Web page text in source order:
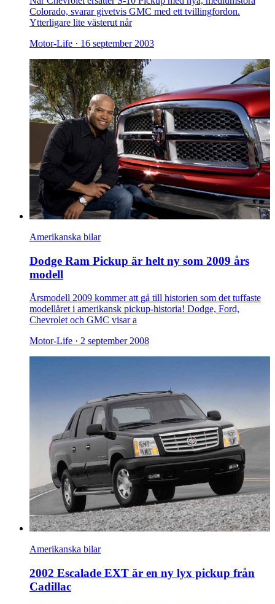
Colorado, svarar givetvis GMC med ett tvillingfordon.
Ytterligare lite västerut når
Motor-Life · 16 september 2003
Amerikanska bilar
Dodge Ram Pickup är helt ny som 2009 års
modell
Årsmodell 2009 kommer att gå till historien som det tuffaste
modellåret i amerikansk pickup-historia! Dodge, Ford,
Chevrolet och GMC visar a
Motor-Life · 2 september 2008
Amerikanska bilar
2002 Escalade EXT är en ny lyx pickup från
Cadillac